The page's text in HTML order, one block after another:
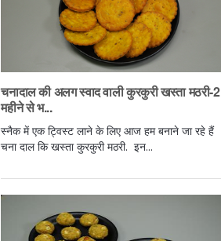
चनादाल की अलग स्वाद वाली कुरकुरी खस्ता मठरी-2
महीने से भ...
स्नैक में एक ट्विस्ट लाने के लिए आज हम बनाने जा रहे हैं
चना दाल कि खस्ता कुरकुरी मठरी. इन...